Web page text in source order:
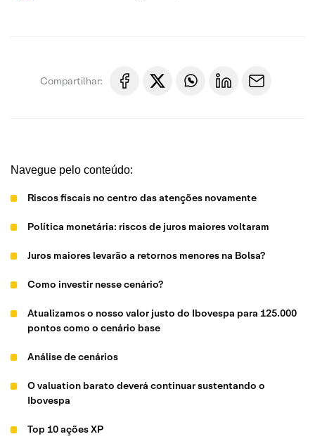
Compartilhar:
Navegue pelo conteúdo:
Riscos fiscais no centro das atenções novamente
Política monetária: riscos de juros maiores voltaram
Juros maiores levarão a retornos menores na Bolsa?
Como investir nesse cenário?
Atualizamos o nosso valor justo do Ibovespa para 125.000
pontos como o cenário base
Análise de cenários
O valuation barato deverá continuar sustentando o
Ibovespa
Top 10 ações XP